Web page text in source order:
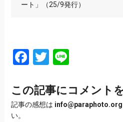
ート」（25/9発行）
Facebook
Twitter
この記事にコメント
記事の感想は info@paraphoto.org
い。